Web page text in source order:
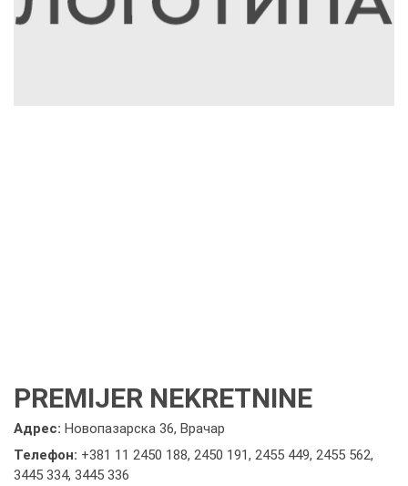
PREMIJER NEKRETNINE
Адрес: Новопазарска 36, Врачар
Телефон: +381 11 2450 188, 2450 191, 2455 449, 2455 562,
3445 334, 3445 336